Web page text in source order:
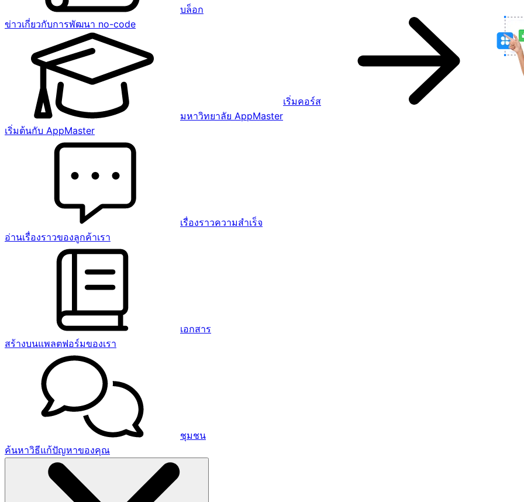
บล็อก
ข่าวเกี่ยวกับการพัฒนา no-code
มหาวิทยาลัย AppMaster
เริ่มต้นกับ AppMaster
เรื่องราวความสำเร็จ
อ่านเรื่องราวของลูกค้าเรา
เอกสาร
สร้างบนแพลตฟอร์มของเรา
ชุมชน
ค้นหาวิธีแก้ปัญหาของคุณ
เริ่มคอร์ส